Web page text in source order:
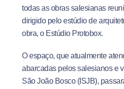
todas as obras salesianas
dirigido pelo estúdio de
obra, o Estúdio Protobox.
O espaço, que atualmente
abarcadas pelos salesianos e
São João Bosco (ISJB),